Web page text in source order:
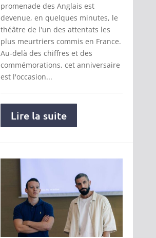
promenade des Anglais est
devenue, en quelques minutes, le
théâtre de l'un des attentats les
plus meurtriers commis en France.
Au-delà des chiffres et des
commémorations, cet anniversaire
est l'occasion...
Lire la suite